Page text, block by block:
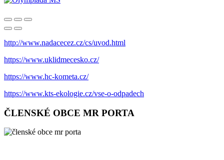
http://www.nadacecez.cz/cs/uvod.html
https://www.uklidmecesko.cz/
https://www.hc-kometa.cz/
https://www.kts-ekologie.cz/vse-o-odpadech
ČLENSKÉ OBCE MR PORTA